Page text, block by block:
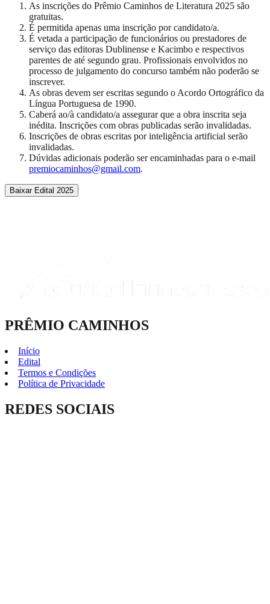
As inscrições do Prêmio Caminhos de Literatura 2025 são
gratuitas.
É permitida apenas uma inscrição por candidato/a.
É vetada a participação de funcionários ou prestadores de
serviço das editoras Dublinense e Kacimbo e respectivos
parentes de até segundo grau. Profissionais envolvidos no
processo de julgamento do concurso também não poderão se
inscrever.
As obras devem ser escritas segundo o Acordo Ortográfico da
Língua Portuguesa de 1990.
Caberá ao/à candidato/a assegurar que a obra inscrita seja
inédita. Inscrições com obras publicadas serão invalidadas.
Inscrições de obras escritas por inteligência artificial serão
invalidadas.
Dúvidas adicionais poderão ser encaminhadas para o e-mail
premiocaminhos@gmail.com.
Baixar Edital 2025
PRÊMIO CAMINHOS
Início
Edital
Termos e Condições
Política de Privacidade
REDES SOCIAIS